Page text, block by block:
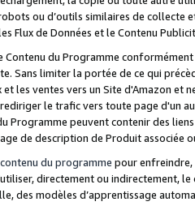
ou d’outils similaires de
les Flux de Données et le Contenu
Contenu du Programme
Sans limiter la portée de ce qui
les ventes vers un Site d'Amazon et
le trafic vers toute page d'un
Programme peuvent contenir des
de description de Produit associée
contenu du programme pour
directement ou indirectement,
des modèles d’apprentissage